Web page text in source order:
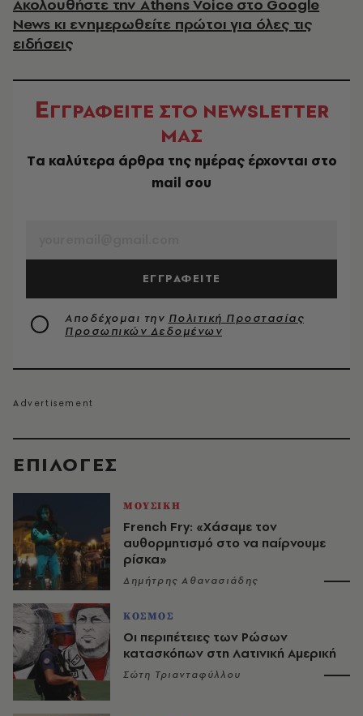
EΠΙΛΟΓΈΣ
ΜΟΥΣΙΚΗ
French Fry: «Χάσαμε τον
αυθορμητισμό στο να παίρνουμε
ρίσκα»
Δημήτρης Αθανασιάδης
ΚΟΣΜΟΣ
Οι περιπέτειες των Ρώσων
κατασκόπων στη Λατινική Αμερική
Σώτη Τριανταφύλλου
Ακολουθήστε την Athens Voice στο Google
News κι ενημερωθείτε πρώτοι για όλες τις
ειδήσεις
ΕΓΓΡΑΦΕΙΤΕ ΣΤΟ NEWSLETTER
ΜΑΣ
Tα καλύτερα άρθρα της ημέρας έρχονται στο
mail σου
ΕΓΓΡΑΦΕΙΤΕ
Αποδέχομαι την Πολιτική Προστασίας
Προσωπικών Δεδομένων